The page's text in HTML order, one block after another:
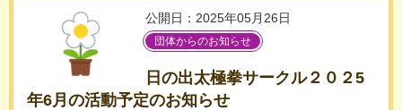
公開日：2025年05月26日
団体からのお知らせ
日の出太極拳サークル２０２5
年6月の活動予定のお知らせ